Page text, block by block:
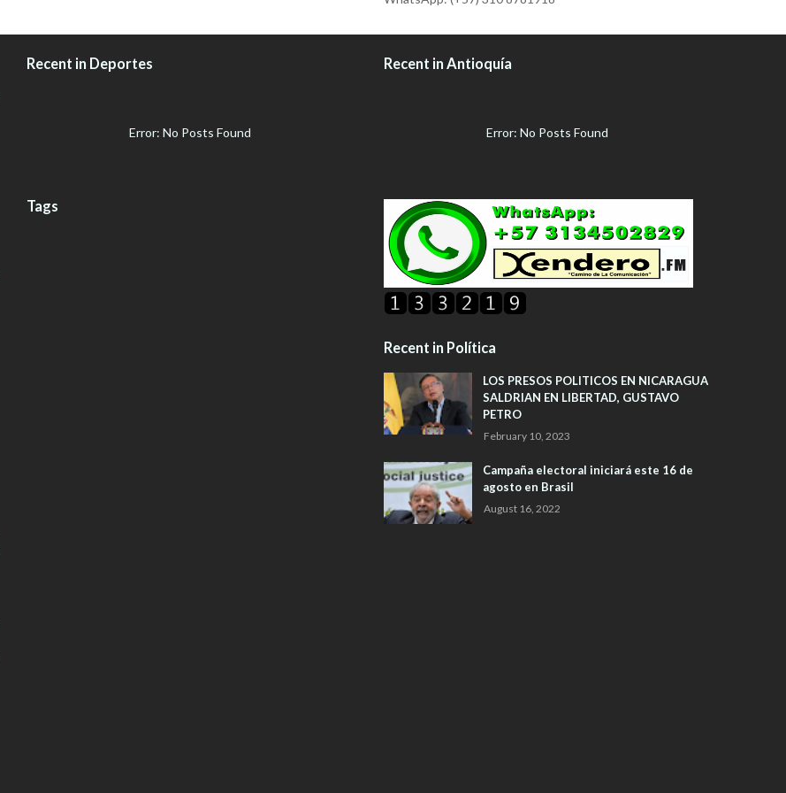
Recent in Deportes
Error: No Posts Found
Tags
Recent in Antioquía
Error: No Posts Found
Recent in Política
LOS PRESOS POLITICOS EN NICARAGUA
SALDRIAN EN LIBERTAD, GUSTAVO
PETRO
February 10, 2023
Campaña electoral iniciará este 16 de
agosto en Brasil
August 16, 2022